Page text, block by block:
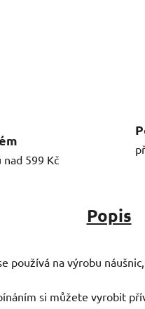
nad 599 Kč
Popis
používá na výrobu
si můžete vyrobit